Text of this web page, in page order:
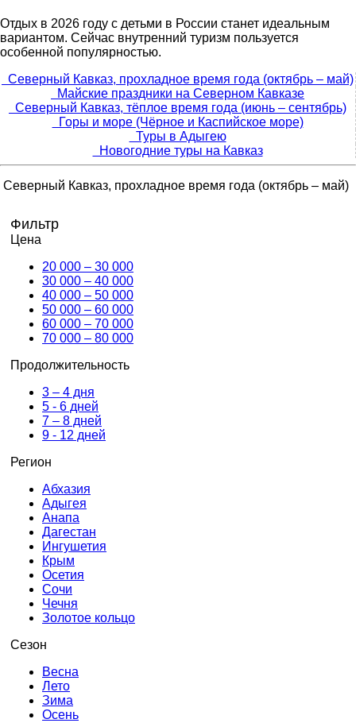
Отдых в 2026 году с детьми в России станет идеальным
вариантом. Сейчас внутренний туризм пользуется
особенной популярностью.
Северный Кавказ, прохладное время года (октябрь – май)
Майские праздники на Северном Кавказе
Северный Кавказ, тёплое время года (июнь – сентябрь)
Горы и море (Чёрное и Каспийское море)
Туры в Адыгею
Новогодние туры на Кавказ
Северный Кавказ, прохладное время года (октябрь – май)
Фильтр
Цена
20 000 – 30 000
30 000 – 40 000
40 000 – 50 000
50 000 – 60 000
60 000 – 70 000
70 000 – 80 000
Продолжительность
3 – 4 дня
5 - 6 дней
7 – 8 дней
9 - 12 дней
Регион
Абхазия
Адыгея
Анапа
Дагестан
Ингушетия
Крым
Осетия
Сочи
Чечня
Золотое кольцо
Сезон
Весна
Лето
Зима
Осень